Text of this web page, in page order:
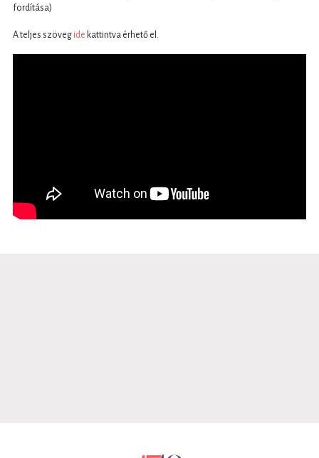
fordítása)
A teljes szöveg ide kattintva érhető el.